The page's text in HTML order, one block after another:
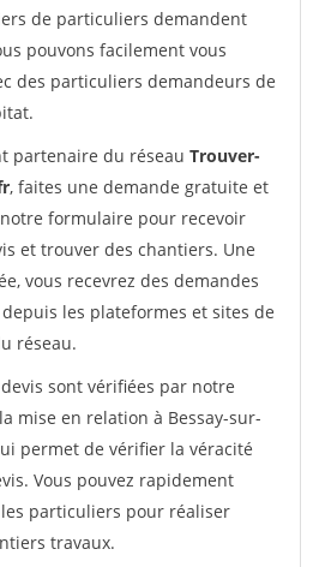
de particuliers demandent
pouvons facilement vous
des particuliers demandeurs de
partenaire du réseau Trouver-
, faites une demande gratuite et
formulaire pour recevoir
et trouver des chantiers. Une
vous recevrez des demandes
les plateformes et sites de
réseau.
sont vérifiées par notre
mise en relation à Bessay-sur-
permet de vérifier la véracité
Vous pouvez rapidement
particuliers pour réaliser
travaux.